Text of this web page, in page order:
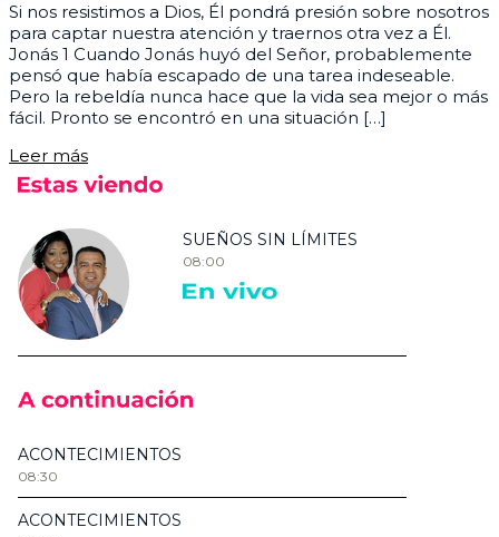
Si nos resistimos a Dios, Él pondrá presión sobre nosotros
para captar nuestra atención y traernos otra vez a Él.
Jonás 1 Cuando Jonás huyó del Señor, probablemente
pensó que había escapado de una tarea indeseable.
Pero la rebeldía nunca hace que la vida sea mejor o más
fácil. Pronto se encontró en una situación […]
Leer más